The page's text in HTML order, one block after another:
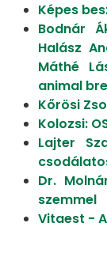
Képes
Bodnár
Halász
Máthé
animal
Kőrösi
Kolozsi:
Lajter
Dr.
szemmel
Vitaest -